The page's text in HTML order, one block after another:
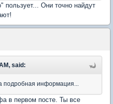
пользует... Они точно найдут
said:
подробная информация...
в первом посте. Ты все